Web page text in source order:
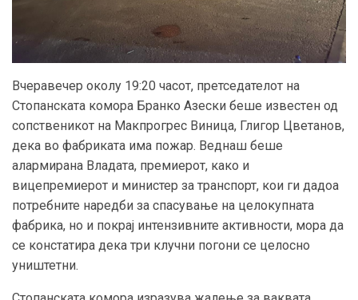
Вчеравечер околу 19:20 часот, претседателот на
Стопанската комора Бранко Азески беше известeн од
сопственикот на Макпрогрес Виница, Глигор Цветанов,
дека во фабриката има пожар. Веднаш беше
алармирана Владата, премиерот, како и
вицепремиерот и министер за транспорт, кои ги дадоа
потребните наредби за спасување на целокупната
фабрика, но и покрај интензивните активности, мора да
се констатира дека три клучни погони се целосно
уништетни.